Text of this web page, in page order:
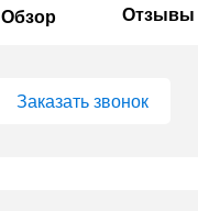
Обзор Отзывы
Заказать звонок